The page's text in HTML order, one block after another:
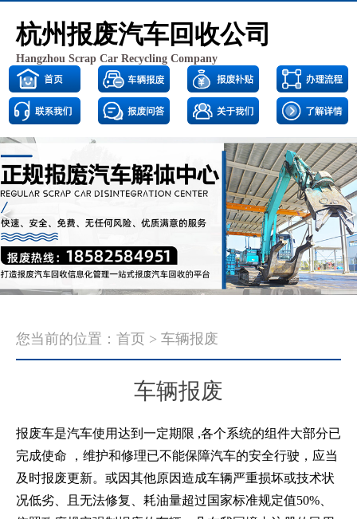
杭州报废汽车回收公司
Hangzhou Scrap Car Recycling Company
< >
您当前的位置： 首页 > 车辆报废
车辆报废
报废车是汽车使用达到一定期限 ,各个系统的组件大部分已
完成使命 ，维护和修理已不能保障汽车的安全行驶，应当
及时报废更新。或因其他原因造成车辆严重损坏或技术状
况低劣、且无法修复、耗油量超过国家标准规定值50%、